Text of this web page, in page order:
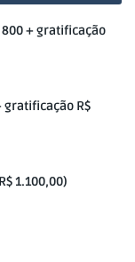
800 + gratificação
gratificação R$
1.100,00)